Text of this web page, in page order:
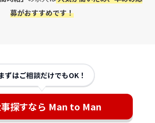
募がおすすめです！
ずはご相談だけでもOK！
探すなら Man to Man